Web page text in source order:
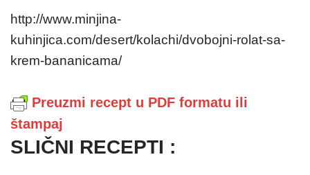
http://www.minjina-
kuhinjica.com/desert/kolachi/dvobojni-rolat-sa-
krem-bananicama/
Preuzmi recept u PDF formatu ili
štampaj
SLIČNI RECEPTI :